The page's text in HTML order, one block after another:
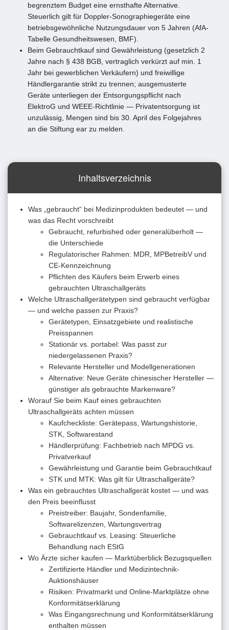
begrenztem Budget eine ernsthafte Alternative.
Steuerlich gilt für Doppler-Sonographiegeräte eine
betriebsgewöhnliche Nutzungsdauer von 5 Jahren (AfA-
Tabelle Gesundheitswesen, BMF).
Beim Gebrauchtkauf sind Gewährleistung (gesetzlich 2
Jahre nach § 438 BGB, vertraglich verkürzt auf min. 1
Jahr bei gewerblichen Verkäufern) und freiwillige
Händlergarantie strikt zu trennen; ausgemusterte
Geräte unterliegen der Entsorgungspflicht nach
ElektroG und WEEE-Richtlinie — Privatentsorgung ist
unzulässig, Mengen sind bis 30. April des Folgejahres
an die Stiftung ear zu melden.
Inhaltsverzeichnis
Was „gebraucht“ bei Medizinprodukten bedeutet — und
was das Recht vorschreibt
Gebraucht, refurbished oder generalüberholt —
die Unterschiede
Regulatorischer Rahmen: MDR, MPBetreibV und
CE-Kennzeichnung
Pflichten des Käufers beim Erwerb eines
gebrauchten Ultraschallgeräts
Welche Ultraschallgerätetypen sind gebraucht verfügbar
— und welche passen zur Praxis?
Gerätetypen, Einsatzgebiete und realistische
Preisspannen
Stationär vs. portabel: Was passt zur
niedergelassenen Praxis?
Relevante Hersteller und Modellgenerationen
Alternative: Neue Geräte chinesischer Hersteller —
günstiger als gebrauchte Markenware?
Worauf Sie beim Kauf eines gebrauchten
Ultraschallgeräts achten müssen
Kaufcheckliste: Gerätepass, Wartungshistorie,
STK, Softwarestand
Händlerprüfung: Fachbetrieb nach MPDG vs.
Privatverkauf
Gewährleistung und Garantie beim Gebrauchtkauf
STK und MTK: Was gilt für Ultraschallgeräte?
Was ein gebrauchtes Ultraschallgerät kostet — und was
den Preis beeinflusst
Preistreiber: Baujahr, Sondenfamilie,
Softwarelizenzen, Wartungsvertrag
Gebrauchtkauf vs. Leasing: Steuerliche
Behandlung nach EStG
Wo Ärzte sicher kaufen — Marktüberblick Bezugsquellen
Zertifizierte Händler und Medizintechnik-
Auktionshäuser
Risiken: Privatmarkt und Online-Marktplätze ohne
Konformitätserklärung
Was Eingangsrechnung und Konformitätserklärung
enthalten müssen